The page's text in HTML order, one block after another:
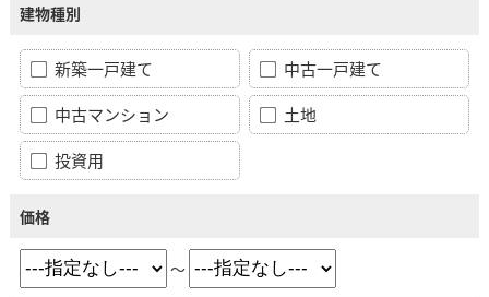
建物種別
新築一戸建て
中古一戸建て
中古マンション
土地
投資用
価格
～